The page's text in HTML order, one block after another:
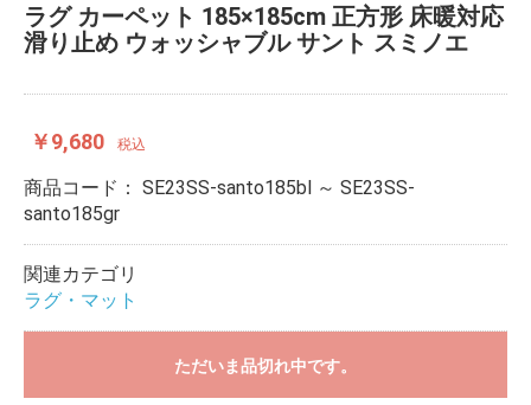
ラグ カーペット 185×185cm 正方形 床暖対応
滑り止め ウォッシャブル サント スミノエ
￥9,680 税込
商品コード： SE23SS-santo185bl ～ SE23SS-
santo185gr
関連カテゴリ
ラグ・マット
ただいま品切れ中です。